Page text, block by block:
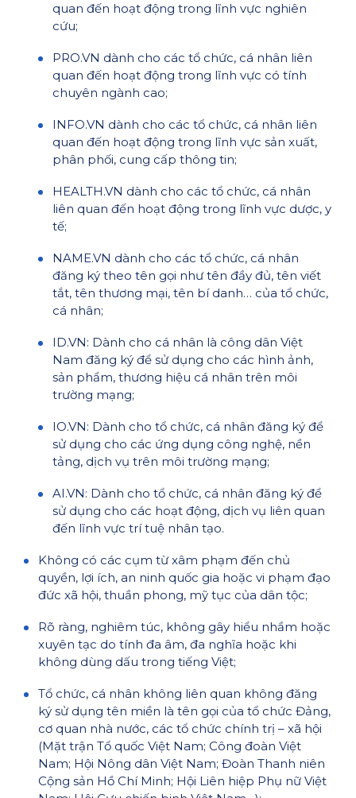
quan đến hoạt động trong lĩnh vực nghiên
cứu;
PRO.VN dành cho các tổ chức, cá nhân liên
quan đến hoạt động trong lĩnh vực có tính
chuyên ngành cao;
INFO.VN dành cho các tổ chức, cá nhân liên
quan đến hoạt động trong lĩnh vực sản xuất,
phân phối, cung cấp thông tin;
HEALTH.VN dành cho các tổ chức, cá nhân
liên quan đến hoạt động trong lĩnh vực dược, y
tế;
NAME.VN dành cho các tổ chức, cá nhân
đăng ký theo tên gọi như tên đầy đủ, tên viết
tắt, tên thương mại, tên bí danh… của tổ chức,
cá nhân;
ID.VN: Dành cho cá nhân là công dân Việt
Nam đăng ký để sử dụng cho các hình ảnh,
sản phẩm, thương hiệu cá nhân trên môi
trường mạng;
IO.VN: Dành cho tổ chức, cá nhân đăng ký để
sử dụng cho các ứng dụng công nghệ, nền
tảng, dịch vụ trên môi trường mạng;
AI.VN: Dành cho tổ chức, cá nhân đăng ký để
sử dụng cho các hoạt động, dịch vụ liên quan
đến lĩnh vực trí tuệ nhân tạo.
Không có các cụm từ xâm phạm đến chủ
quyền, lợi ích, an ninh quốc gia hoặc vi phạm đạo
đức xã hội, thuần phong, mỹ tục của dân tộc;
Rõ ràng, nghiêm túc, không gây hiểu nhầm hoặc
xuyên tạc do tính đa âm, đa nghĩa hoặc khi
không dùng dấu trong tiếng Việt;
Tổ chức, cá nhân không liên quan không đăng
ký sử dụng tên miền là tên gọi của tổ chức Đảng,
cơ quan nhà nước, các tổ chức chính trị – xã hội
(Mặt trận Tổ quốc Việt Nam; Công đoàn Việt
Nam; Hội Nông dân Việt Nam; Đoàn Thanh niên
Cộng sản Hồ Chí Minh; Hội Liên hiệp Phụ nữ Việt